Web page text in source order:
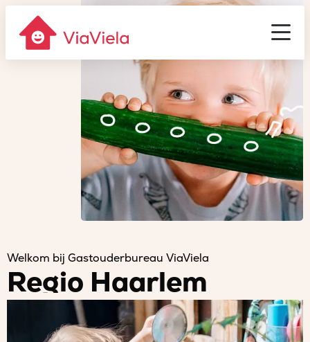
Gastouderbureau
ViaViela
Welkom bij Gastouderbureau ViaViela
Regio Haarlem